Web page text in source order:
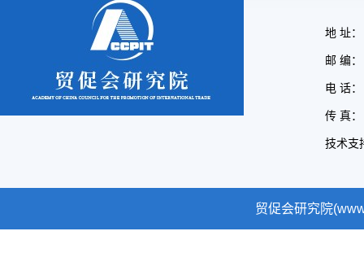
地 址
邮 编
电 话
传 真
技术支
贸促会研究院